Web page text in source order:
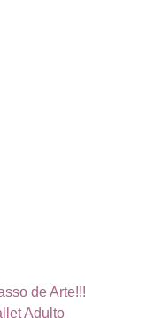
de Arte!!!
Adulto